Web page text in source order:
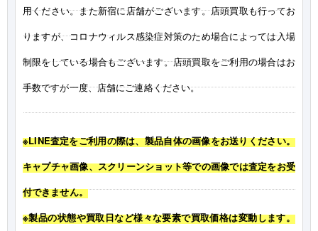
用ください。また新宿に店舗がございます。店頭買取も行ってお
りますが、コロナウィルス感染症対策のため場合によっては入場
制限をしている場合もございます。店頭買取をご利用の場合はお
手数ですが一度、店舗にご連絡ください。
※LINE査定をご利用の際は、製品自体の画像をお送りください。
キャプチャ画像、スクリーンショット等での画像では査定をお受
付できません。
※製品の状態や買取日など様々な要素で買取価格は変動します。